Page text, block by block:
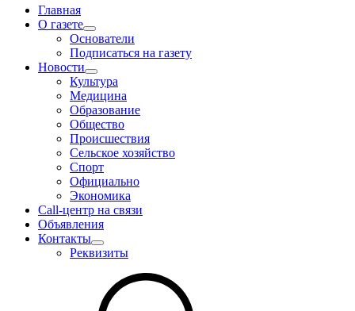
Главная
О газете
Основатели
Подписаться на газету
Новости
Культура
Медицина
Образование
Общество
Происшествия
Сельское хозяйство
Спорт
Официально
Экономика
Call-центр на связи
Объявления
Контакты
Реквизиты